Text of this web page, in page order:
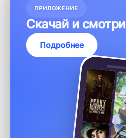
ПРИЛОЖЕНИЕ
Скачай и смотри
Подробнее